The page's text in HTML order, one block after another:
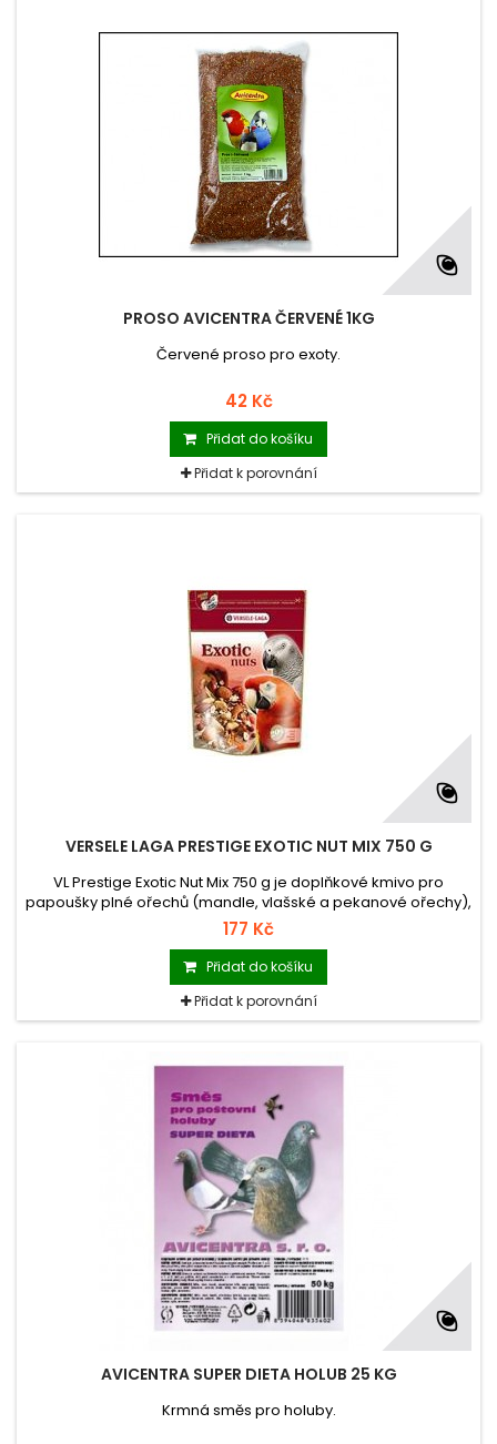
PROSO AVICENTRA ČERVENÉ 1KG
Červené proso pro exoty.
42 Kč
Přidat do košíku
Přidat k porovnání
VERSELE LAGA PRESTIGE EXOTIC NUT MIX 750 G
VL Prestige Exotic Nut Mix 750 g je doplňkové kmivo pro
papoušky plné ořechů (mandle, vlašské a pekanové ořechy),
zrnin a semen a ovoce.
177 Kč
Přidat do košíku
Přidat k porovnání
AVICENTRA SUPER DIETA HOLUB 25 KG
Krmná směs pro holuby.